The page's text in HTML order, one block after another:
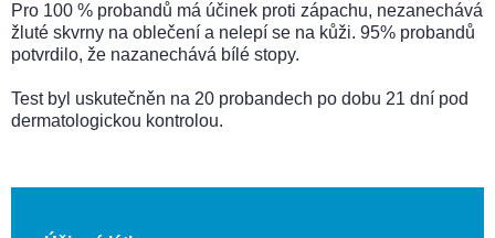
Pro 100 % probandů má účinek proti zápachu, nezanechává
žluté skvrny na oblečení a nelepí se na kůži. 95% probandů
potvrdilo, že nazanechává bílé stopy.
Test byl uskutečněn na 20 probandech po dobu 21 dní pod
dermatologickou kontrolou.